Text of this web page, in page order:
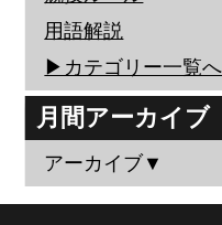
用語解説
▶︎カテゴリー一覧へ
月間アーカイブ
アーカイブ▼